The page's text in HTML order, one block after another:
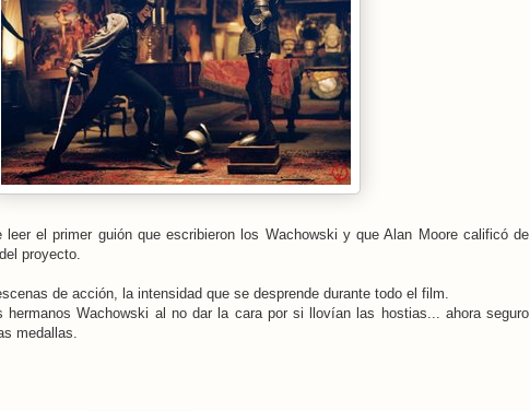
leer el primer guión que escribieron los Wachowski y que Alan Moore calificó de
proyecto.
de acción, la intensidad que se desprende durante todo el film.
hermanos Wachowski al no dar la cara por si llovían las hostias... ahora seguro
medallas.